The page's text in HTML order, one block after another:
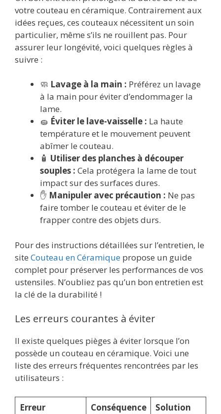
votre couteau en céramique. Contrairement aux
idées reçues, ces couteaux nécessitent un soin
particulier, même s’ils ne rouillent pas. Pour
assurer leur longévité, voici quelques règles à
suivre :
🧼 Lavage à la main : Préférez un lavage
à la main pour éviter d’endommager la
lame.
🧽 Éviter le lave-vaisselle : La haute
température et le mouvement peuvent
abîmer le couteau.
🧴 Utiliser des planches à découper
souples : Cela protégera la lame de tout
impact sur des surfaces dures.
✋ Manipuler avec précaution : Ne pas
faire tomber le couteau et éviter de le
frapper contre des objets durs.
Pour des instructions détaillées sur l’entretien, le
site Couteau en Céramique propose un guide
complet pour préserver les performances de vos
ustensiles. N’oubliez pas qu’un bon entretien est
la clé de la durabilité !
Les erreurs courantes à éviter
Il existe quelques pièges à éviter lorsque l’on
possède un couteau en céramique. Voici une
liste des erreurs fréquentes rencontrées par les
utilisateurs :
Erreur Conséquence Solution